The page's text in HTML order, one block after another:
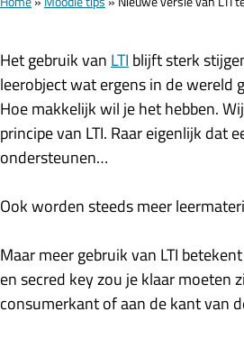
Het gebruik van LTI blijft sterk
leerobject wat ergens in de wereld
Hoe makkelijk wil je het hebben.
principe van LTI. Raar eigenlijk dat
ondersteunen…
Ook worden steeds meer
Maar meer gebruik van LTI
en secred key zou je klaar moeten
consumerkant of aan de kant van